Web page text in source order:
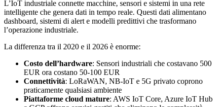
L’IoT industriale connette macchine, sensori e sistemi in una rete
intelligente che genera dati in tempo reale. Questi dati alimentano
dashboard, sistemi di alert e modelli predittivi che trasformano
l’operazione industriale.
La differenza tra il 2020 e il 2026 è enorme:
Costo dell’hardware: Sensori industriali che costavano 500
EUR ora costano 50-100 EUR
Connettività: LoRaWAN, NB-IoT e 5G privato coprono
praticamente qualsiasi ambiente
Piattaforme cloud mature: AWS IoT Core, Azure IoT Hub